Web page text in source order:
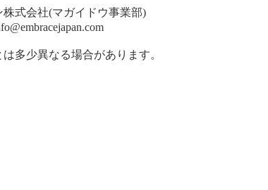
式会社(マガイドウ事業部)
多少異なる場合があります。